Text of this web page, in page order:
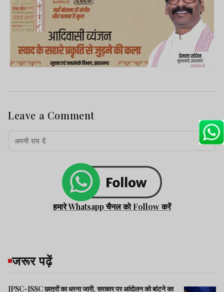
Leave a Comment
हमारे Whatsapp चैनल को Follow करें
जरूर पढ़ें
JPSC-JSSC छात्रों का धरना जारी, सरकार पर आंदोलन को बांटने का